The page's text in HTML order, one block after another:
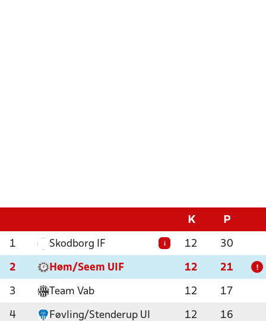
K P
1 Skodborg IF i 12 30
2 Høm/Seem UIF 12 21 !
3 Team Vab 12 17
4 Føvling/Stenderup UI 12 16